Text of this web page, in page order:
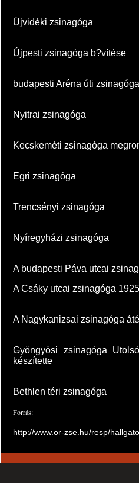
Újvidéki zsinagóga
Újpesti zsinagóga b?vítése
budapesti Aréna úti zsinagóga
Nyitrai zsinagóga
Kecskeméti zsinagóga
Egri zsinagóga
Trencsényi zsinagóga
Nyíregyházi zsinagóga
A budapesti Páva utcai
A Csáky utcai zsinagóga
A Nagykanizsai zsinagóga
Gyöngyösi zsinagóga
készítette
Bethlen téri zsinagóga
Forrás:
http://www.or-zse.hu/resp/